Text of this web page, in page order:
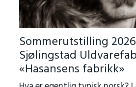
Sommerutstilling
Sjølingstad
«Hasansens fabrikk»